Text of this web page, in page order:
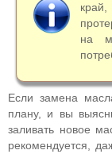
на
Если замена
плану, и вы
заливать новое
рекомендуется,